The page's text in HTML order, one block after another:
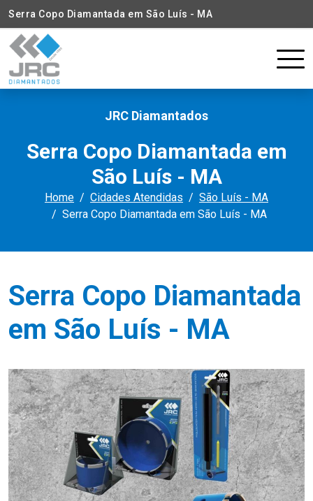
Serra Copo Diamantada em São Luís - MA
JRC Diamantados
Serra Copo Diamantada em
São Luís - MA
Home Cidades Atendidas
São Luís - MA
Serra Copo Diamantada em São Luís - MA
Serra Copo Diamantada
em São Luís - MA